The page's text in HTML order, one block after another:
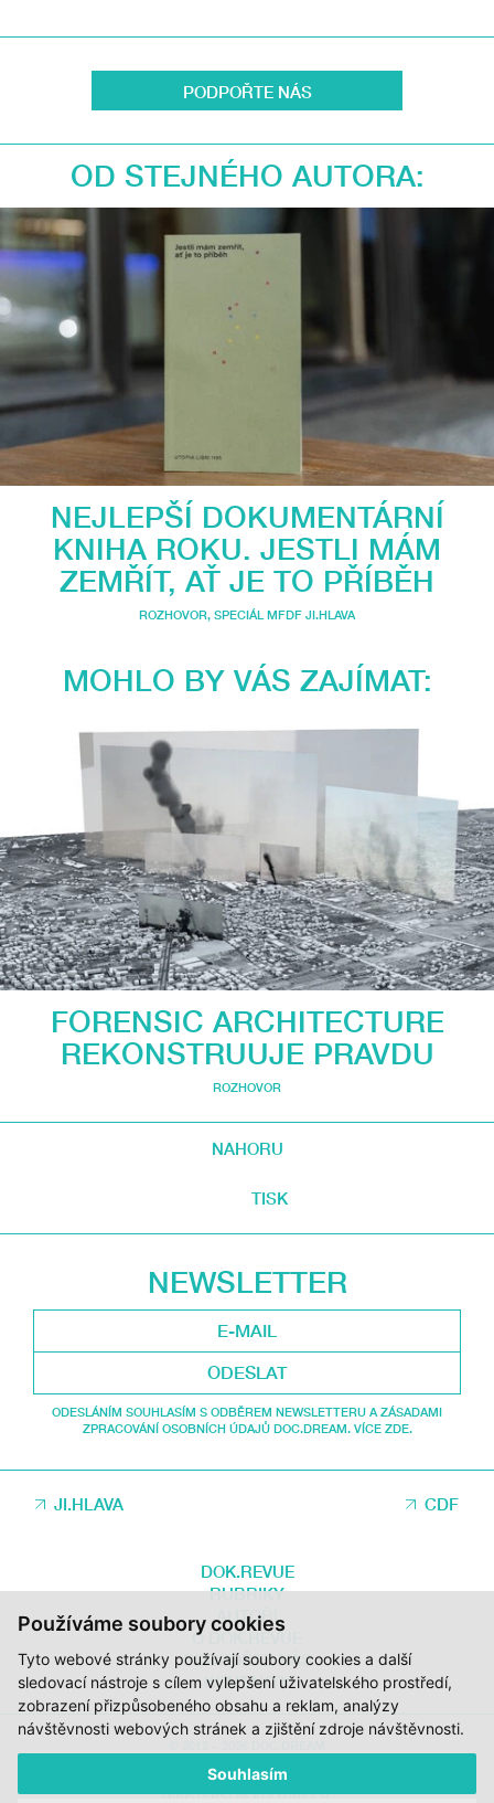
Používáme soubory cookies
Tyto webové stránky používají soubory cookies a další
sledovací nástroje s cílem vylepšení uživatelského prostředí,
zobrazení přizpůsobeného obsahu a reklam, analýzy
návštěvnosti webových stránek a zjištění zdroje návštěvnosti.
Souhlasím
PODPOŘTE NÁS
OD STEJNÉHO AUTORA:
NEJLEPŠÍ DOKUMENTÁRNÍ
KNIHA ROKU. JESTLI MÁM
ZEMŘÍT, AŤ JE TO PŘÍBĚH
ROZHOVOR, SPECIÁL MFDF JI.HLAVA
MOHLO BY VÁS ZAJÍMAT:
FORENSIC ARCHITECTURE
REKONSTRUUJE PRAVDU
ROZHOVOR
NAHORU
TISK
NEWSLETTER
ODESLAT
ODESLÁNÍM SOUHLASÍM S ODBĚREM NEWSLETTERU A ZÁSADAMI
ZPRACOVÁNÍ OSOBNÍCH ÚDAJŮ DOC.DREAM. VÍCE ZDE.
JI.HLAVA CDF
DOK.REVUE
RUBRIKY
AUTOŘI
O DOK.REVUE
PODPOŘTE NÁS
KONTAKTY
ZA PODPORY STÁTNÍHO FONDU KINEMATOGRAFIE, KRAJE VYSOČINA A
MINISTERSTVA KULTURY ČR.